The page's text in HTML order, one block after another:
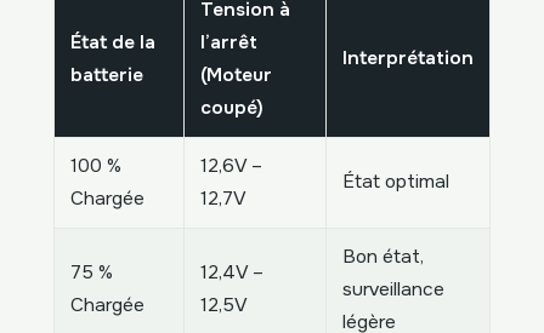
État de la
batterie
Tension à
l’arrêt
(Moteur
coupé)
Interprétation
100 %
Chargée
12,6V –
12,7V
État optimal
75 %
Chargée
12,4V –
12,5V
Bon état,
surveillance
légère